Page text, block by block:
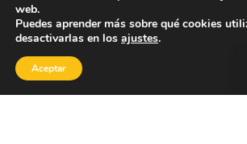
web.
Puedes aprender más sobre qué cookies
desactivarlas en los ajustes.
Aceptar